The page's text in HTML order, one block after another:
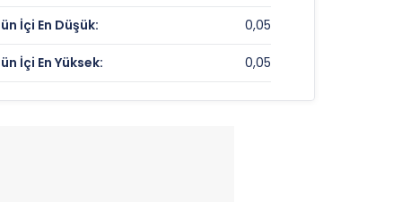
İçi En Düşük: 0,05
İçi En Yüksek: 0,05